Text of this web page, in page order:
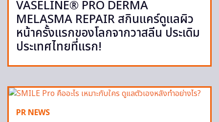
VASELINE® PRO DERMA
MELASMA REPAIR สกินแคร์ดูแลผิว
หน้าครั้งแรกของโลกจากวาสลีน ประเดิม
ประเทศไทยที่แรก!
PR NEWS